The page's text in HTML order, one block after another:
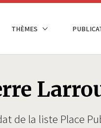
NAVIGATION
THÈMES
de la liste Place